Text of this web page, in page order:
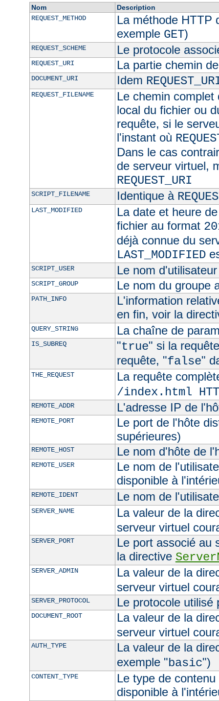
Nom
Description
REQUEST_METHOD
La méthode HTTP
exemple GET)
REQUEST_SCHEME Le protocole
REQUEST_URI La partie chemin
DOCUMENT_URI Idem
REQUEST_FILENAME
Le chemin
local du fichier ou
requête, si le
l'instant où
Dans le cas
de serveur virtuel,
REQUEST_URI
SCRIPT_FILENAME Identique à
LAST_MODIFIED
La date et heure
fichier au format
déjà connue du
LAST_MODIFIED
SCRIPT_USER Le nom
SCRIPT_GROUP Le nom du groupe
PATH_INFO
L'information
en fin, voir la
QUERY_STRING La chaîne de
IS_SUBREQ "true" si la
requête, "false"
THE_REQUEST
La requête
/index.html
REMOTE_ADDR L'adresse IP de
REMOTE_PORT
Le port de l'hôte
supérieures)
REMOTE_HOST Le nom d'hôte de
REMOTE_USER
Le nom de
disponible à
REMOTE_IDENT Le nom de
SERVER_NAME
La valeur de la
serveur virtuel
SERVER_PORT
Le port associé au
la directive
SERVER_ADMIN
La valeur de la
serveur virtuel
SERVER_PROTOCOL Le protocole utilisé
DOCUMENT_ROOT
La valeur de la
serveur virtuel
AUTH_TYPE
La valeur de la
exemple "basic")
CONTENT_TYPE
Le type de
disponible à